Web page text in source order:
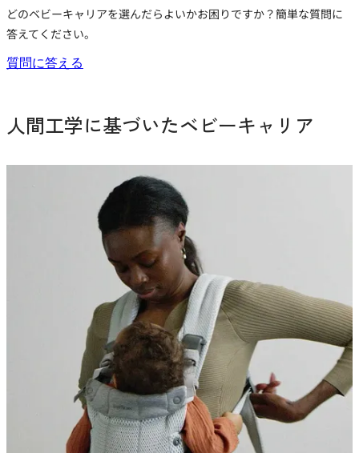
どのベビーキャリアを選んだらよいかお困りですか？簡単な質問に
答えてください。
質問に答える
ブ
開
人間工学に基づいたベビーキャリア